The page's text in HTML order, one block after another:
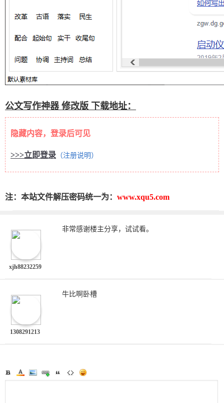
公文写作神器 修改版 下载地址：
隐藏内容，登录后可见
>>>立即登录 （注册说明）
注：本站文件解压密码统一为： www.xqu5.com
xjh88232259
非常感谢楼主分享，试试看。
1308291213
牛比啊卧槽